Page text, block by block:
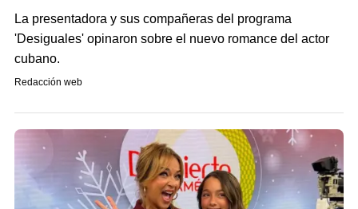
La presentadora y sus compañeras del programa
'Desiguales' opinaron sobre el nuevo romance del actor
cubano.
Redacción web